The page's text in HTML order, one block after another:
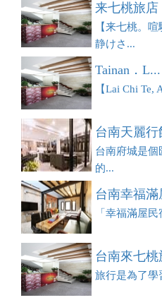
来七桃旅店
【来七桃。
静けさ...
Tainan．L...
【Lai Chi Te,
台南天麗行
台南府城是
的...
台南幸福滿
「幸福滿屋
台南來七桃
旅行是為了學